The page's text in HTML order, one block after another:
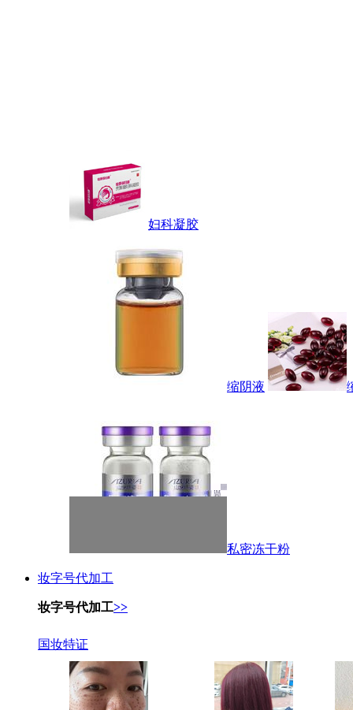
妇科凝胶
缩阴液
私密冻干粉
妆字号代加工
妆字号代加工>>
国妆特证